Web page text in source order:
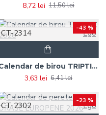
8,72 lei 11,50 lei
-43 %
CT-2314 Ego
Calendar de birou TRIPTIC 2026
3,63 lei 6,41 lei
-23 %
CT-2302 Ego